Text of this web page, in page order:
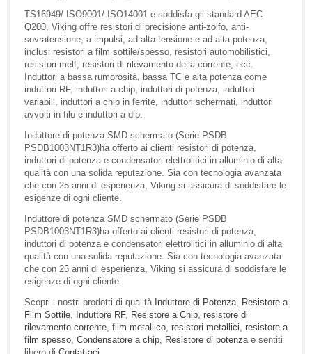
TS16949/ ISO9001/ ISO14001 e soddisfa gli standard AEC-
Q200, Viking offre resistori di precisione anti-zolfo, anti-
sovratensione, a impulsi, ad alta tensione e ad alta potenza,
inclusi resistori a film sottile/spesso, resistori automobilistici,
resistori melf, resistori di rilevamento della corrente, ecc.
Induttori a bassa rumorosità, bassa TC e alta potenza come
induttori RF, induttori a chip, induttori di potenza, induttori
variabili, induttori a chip in ferrite, induttori schermati, induttori
avvolti in filo e induttori a dip.
Induttore di potenza SMD schermato (Serie PSDB
PSDB1003NT1R3)ha offerto ai clienti resistori di potenza,
induttori di potenza e condensatori elettrolitici in alluminio di alta
qualità con una solida reputazione. Sia con tecnologia avanzata
che con 25 anni di esperienza, Viking si assicura di soddisfare le
esigenze di ogni cliente.
Induttore di potenza SMD schermato (Serie PSDB
PSDB1003NT1R3)ha offerto ai clienti resistori di potenza,
induttori di potenza e condensatori elettrolitici in alluminio di alta
qualità con una solida reputazione. Sia con tecnologia avanzata
che con 25 anni di esperienza, Viking si assicura di soddisfare le
esigenze di ogni cliente.
Scopri i nostri prodotti di qualità Induttore di Potenza, Resistore a
Film Sottile, Induttore RF, Resistore a Chip, resistore di
rilevamento corrente, film metallico, resistori metallici, resistore a
film spesso, Condensatore a chip, Resistore di potenzae sentiti